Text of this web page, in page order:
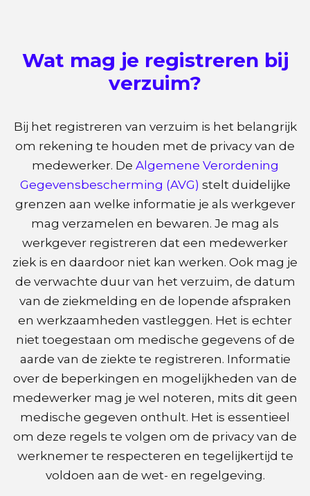
Wat mag je registreren bij
verzuim?
Bij het registreren van verzuim is het belangrijk
om rekening te houden met de privacy van de
medewerker. De Algemene Verordening
Gegevensbescherming (AVG) stelt duidelijke
grenzen aan welke informatie je als werkgever
mag verzamelen en bewaren. Je mag als
werkgever registreren dat een medewerker
ziek is en daardoor niet kan werken. Ook mag je
de verwachte duur van het verzuim, de datum
van de ziekmelding en de lopende afspraken
en werkzaamheden vastleggen. Het is echter
niet toegestaan om medische gegevens of de
aarde van de ziekte te registreren. Informatie
over de beperkingen en mogelijkheden van de
medewerker mag je wel noteren, mits dit geen
medische gegeven onthult. Het is essentieel
om deze regels te volgen om de privacy van de
werknemer te respecteren en tegelijkertijd te
voldoen aan de wet- en regelgeving.